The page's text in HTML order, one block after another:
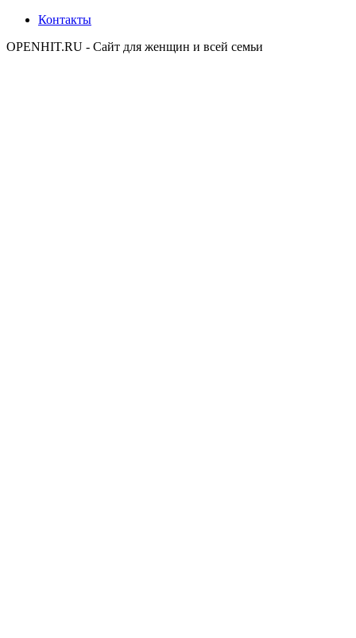
Контакты
OPENHIT.RU - Сайт для женщин и всей семьи